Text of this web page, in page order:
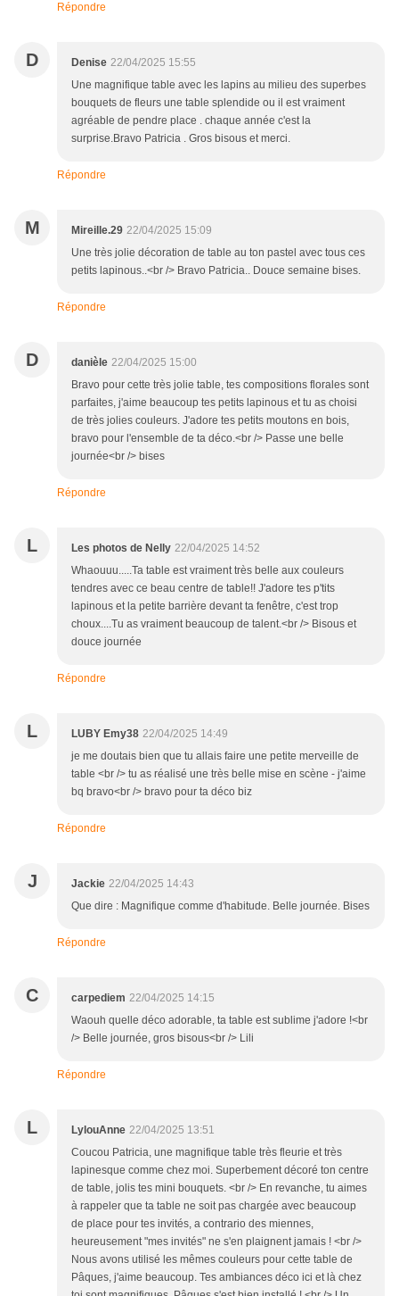
Répondre
D Denise 22/04/2025 15:55
Une magnifique table avec les lapins au milieu des superbes
bouquets de fleurs une table splendide ou il est vraiment
agréable de pendre place . chaque année c'est la
surprise.Bravo Patricia . Gros bisous et merci.
Répondre
M Mireille.29 22/04/2025 15:09
Une très jolie décoration de table au ton pastel avec tous ces
petits lapinous..<br /> Bravo Patricia.. Douce semaine bises.
Répondre
D danièle 22/04/2025 15:00
Bravo pour cette très jolie table, tes compositions florales sont
parfaites, j'aime beaucoup tes petits lapinous et tu as choisi
de très jolies couleurs. J'adore tes petits moutons en bois,
bravo pour l'ensemble de ta déco.<br /> Passe une belle
journée<br /> bises
Répondre
L Les photos de Nelly 22/04/2025 14:52
Whaouuu.....Ta table est vraiment très belle aux couleurs
tendres avec ce beau centre de table!! J'adore tes p'tits
lapinous et la petite barrière devant ta fenêtre, c'est trop
choux....Tu as vraiment beaucoup de talent.<br /> Bisous et
douce journée
Répondre
L LUBY Emy38 22/04/2025 14:49
je me doutais bien que tu allais faire une petite merveille de
table <br /> tu as réalisé une très belle mise en scène - j'aime
bq bravo<br /> bravo pour ta déco biz
Répondre
J Jackie 22/04/2025 14:43
Que dire : Magnifique comme d'habitude. Belle journée. Bises
Répondre
C carpediem 22/04/2025 14:15
Waouh quelle déco adorable, ta table est sublime j'adore !<br
/> Belle journée, gros bisous<br /> Lili
Répondre
L LylouAnne 22/04/2025 13:51
Coucou Patricia, une magnifique table très fleurie et très
lapinesque comme chez moi. Superbement décoré ton centre
de table, jolis tes mini bouquets. <br /> En revanche, tu aimes
à rappeler que ta table ne soit pas chargée avec beaucoup
de place pour tes invités, a contrario des miennes,
heureusement "mes invités" ne s'en plaignent jamais ! <br />
Nous avons utilisé les mêmes couleurs pour cette table de
Pâques, j'aime beaucoup. Tes ambiances déco ici et là chez